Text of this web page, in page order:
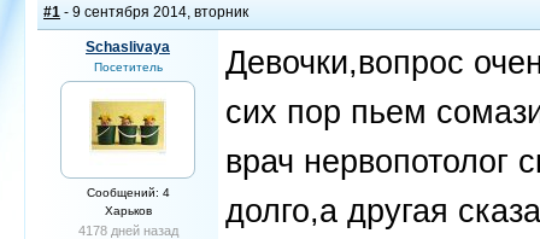
#1 - 9 сентября 2014, вторник
Schaslivaya
Посетитель
Сообщений: 4
Харьков
4178 дней назад
Девочки,вопрос
сих пор пьем
врач нервопотолог
долго,а другая